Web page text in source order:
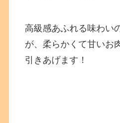
高級感あふれる味わい
が、柔らかくて甘いお
引きあげます！